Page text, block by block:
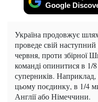
Google
Україна продовжує
проведе свій
червня, проти збірної
команді опинитися в 1/
суперників.
цьому поєдинку, в 1/4
Англії або Німеччини.